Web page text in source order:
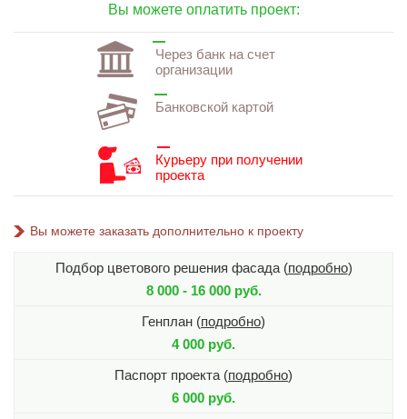
Вы можете оплатить проект:
Через банк на счет
организации
Банковской картой
Курьеру при получении
проекта
Вы можете заказать дополнительно к проекту
Подбор цветового решения фасада (подробно)
8 000 - 16 000 руб.
Генплан (подробно)
4 000 руб.
Паспорт проекта (подробно)
6 000 руб.